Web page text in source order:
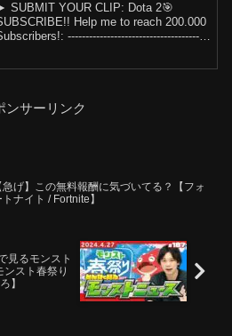
SUBMIT YOUR CLIP: Dota 2🎯
Help me to reach 200.000
----------------------------------------
ンサーリンク
急げ】この無料報酬に気づいてる？【フォ
トナイト / Fortnite】
見るモンスト
スト春祭り
】